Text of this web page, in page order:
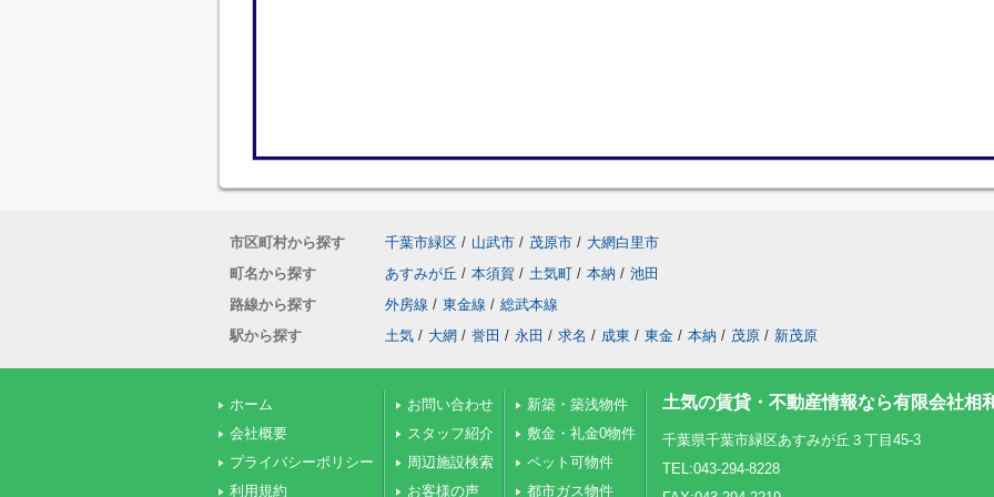
市区町村から探す 千葉市緑区 / 山武市 / 茂原市 / 大網白里市
町名から探す
あすみが丘 / 本須賀 / 土気町 / 本納 / 池田
路線から探す
外房線 / 東金線 / 総武本線
駅から探す
土気 / 大網 / 誉田 / 永田 / 求名 / 成東 / 東金 / 本納 / 茂原 / 新茂原
ホーム
会社概要
プライバシーポリシー
利用規約
お問い合わせ
スタッフ紹介
周辺施設検索
お客様の声
新築・築浅物件
敷金・礼金0物件
ペット可物件
都市ガス物件
土気の賃貸・不動産情報なら有限会社相
千葉県千葉市緑区あすみが丘３丁目45-3
TEL:043-294-8228